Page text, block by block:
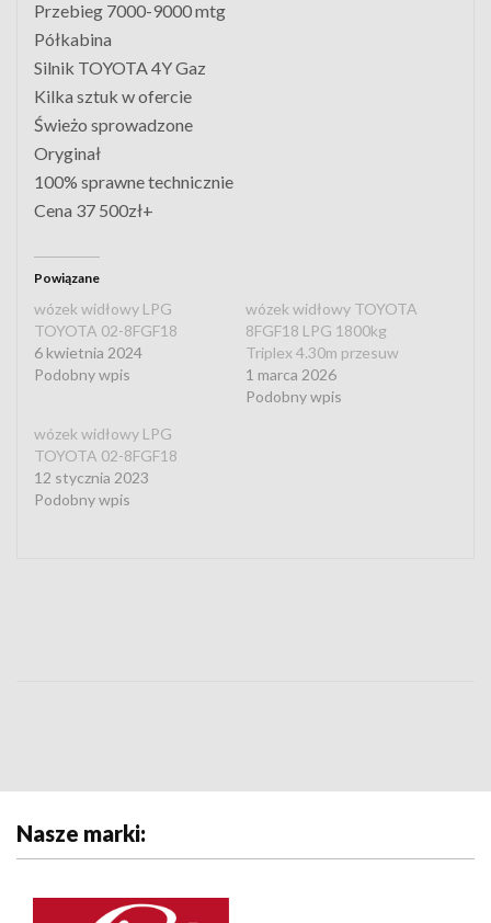
Przebieg 7000-9000 mtg
Półkabina
Silnik TOYOTA 4Y Gaz
Kilka sztuk w ofercie
Świeżo sprowadzone
Oryginał
100% sprawne technicznie
Cena 37 500zł+
Powiązane
wózek widłowy LPG
TOYOTA 02-8FGF18
6 kwietnia 2024
Podobny wpis
wózek widłowy TOYOTA
8FGF18 LPG 1800kg
Triplex 4.30m przesuw
1 marca 2026
Podobny wpis
wózek widłowy LPG
TOYOTA 02-8FGF18
12 stycznia 2023
Podobny wpis
Nasze marki: